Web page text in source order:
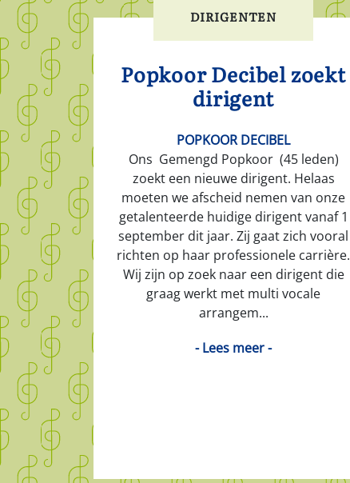
DIRIGENTEN
Popkoor Decibel zoekt
dirigent
POPKOOR DECIBEL
Ons Gemengd Popkoor (45 leden)
zoekt een nieuwe dirigent. Helaas
moeten we afscheid nemen van onze
getalenteerde huidige dirigent vanaf 1
september dit jaar. Zij gaat zich vooral
richten op haar professionele carrière.
Wij zijn op zoek naar een dirigent die
graag werkt met multi vocale
arrangem...
- Lees meer -